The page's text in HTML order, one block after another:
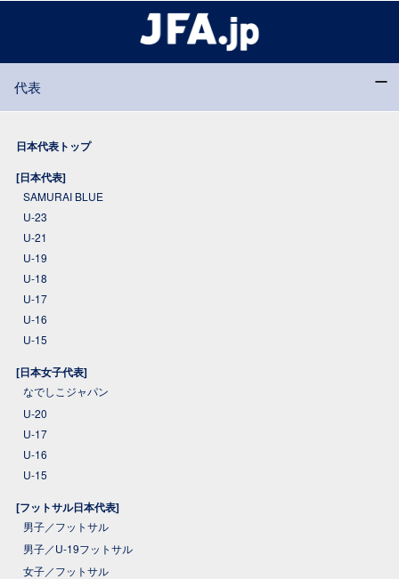
代表
日本代表トップ
[日本代表]
SAMURAI BLUE
U-23
U-21
U-19
U-18
U-17
U-16
U-15
[日本女子代表]
なでしこジャパン
U-20
U-17
U-16
U-15
[フットサル日本代表]
男子／フットサル
男子／U-19フットサル
女子／フットサル